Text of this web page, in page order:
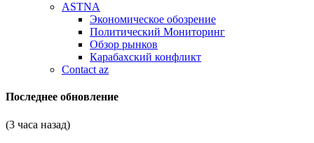
ASTNA
Экономическое обозрение
Политический Мониторинг
Обзор рынков
Карабахский конфликт
Contact az
Последнее обновление
(3 часа назад)